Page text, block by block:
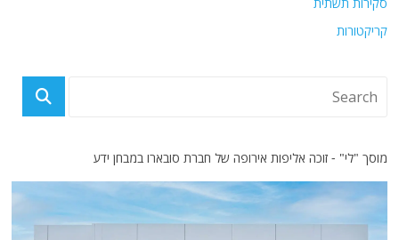
קריקטורות
מוסך "לי" - זוכה אליפות אירופה של חברת סובארו במבחן ידע